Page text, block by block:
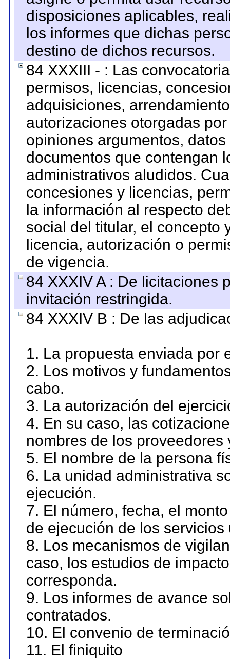
disposiciones aplicables,
los informes que dichas
destino de dichos recursos.
84 XXXIII - : Las
permisos, licencias,
adquisiciones,
autorizaciones otorgadas
opiniones argumentos,
documentos que contengan
administrativos aludidos.
concesiones y licencias,
la información al respecto
social del titular, el concepto
licencia, autorización o
de vigencia.
84 XXXIV A : De licitaciones
invitación restringida.
84 XXXIV B : De las
1. La propuesta enviada por
2. Los motivos y
cabo.
3. La autorización del
4. En su caso, las
nombres de los proveedores
5. El nombre de la persona
6. La unidad administrativa
ejecución.
7. El número, fecha, el
de ejecución de los servicios
8. Los mecanismos de
caso, los estudios de
corresponda.
9. Los informes de avance
contratados.
10. El convenio de
11. El finiquito